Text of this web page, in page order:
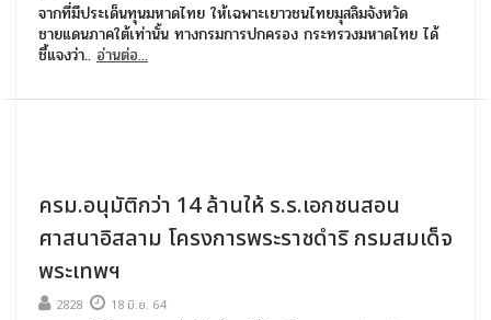
จากที่มีประเด็นทุนมหาดไทย ให้เฉพาะเยาวชนไทยมุสลิมจังหวัด
ชายแดนภาคใต้เท่านั้น ทางกรมการปกครอง กระทรวงมหาดไทย ได้
ชี้แจงว่า.. อ่านต่อ...
ครม.อนุมัติกว่า 14 ล้านให้ ร.ร.เอกชนสอน
ศาสนาอิสลาม โครงการพระราชดำริ กรมสมเด็จ
พระเทพฯ
2828 18 มิ.ย. 64